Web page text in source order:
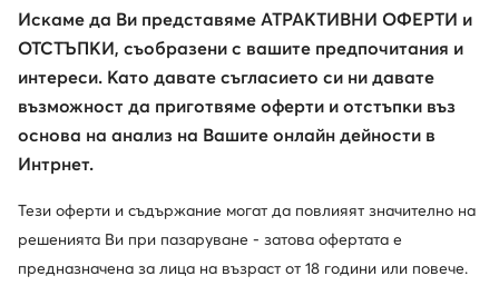
до топ марките с obuvki.bg.
Искаме да Ви представяме АТРАКТИВНИ ОФЕРТИ и
ОТСТЪПКИ, съобразени с вашите предпочитания и
интереси. Като давате съгласието си ни давате
възможност да приготвяме оферти и отстъпки въз
основа на анализ на Вашите онлайн дейности в
Интрнет.
Тези оферти и съдържание могат да повлияят значително на
решенията Ви при пазаруване - затова офертата е
предназначена за лица на възраст от 18 години или повече.